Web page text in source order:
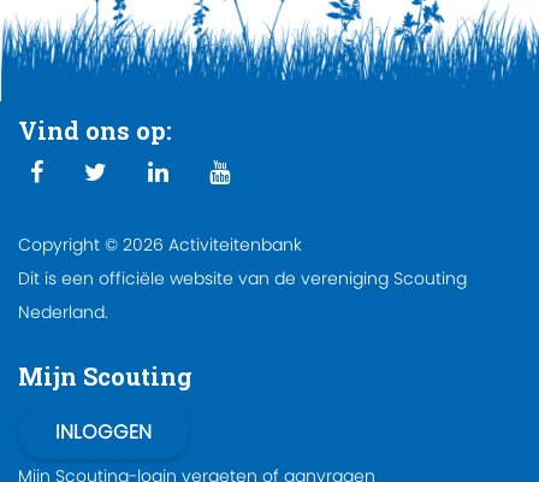
Vind ons op:
Copyright © 2026 Activiteitenbank
Dit is een officiële website van de vereniging Scouting
Nederland.
Mijn Scouting
Mijn Scouting-login vergeten of aanvragen